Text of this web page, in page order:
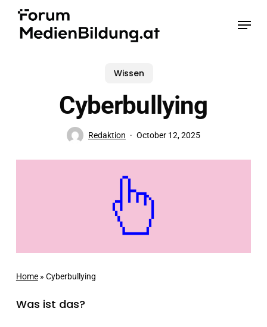
Menu
Wissen
Cyberbullying
Redaktion October 12, 2025
Home» Cyberbullying
Was ist das?